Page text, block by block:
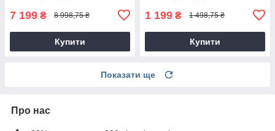
7 199 ₴ 8 998,75 ₴
Купити
1 199 ₴ 1 498,75 ₴
Купити
Показати ще
Про нас